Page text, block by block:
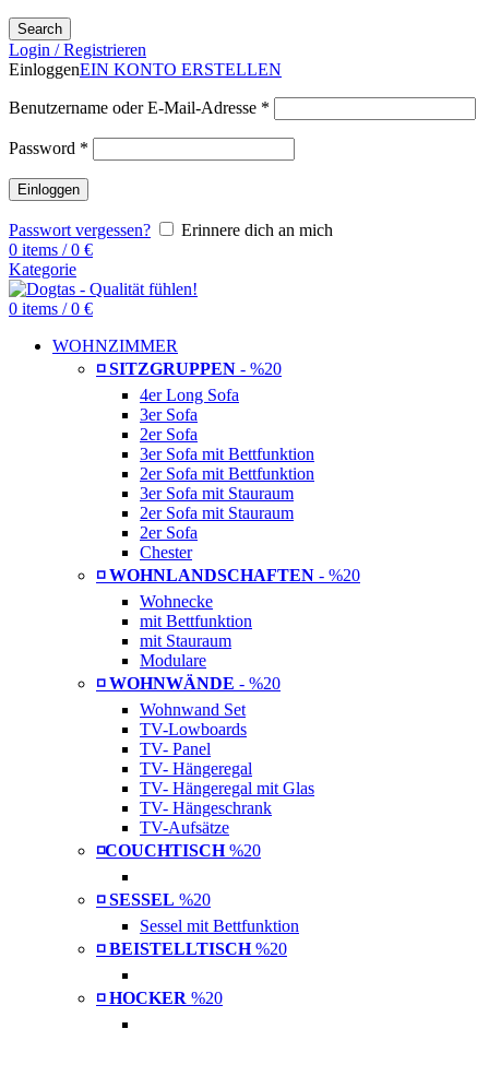
Search
Login / Registrieren
EinloggenEIN KONTO ERSTELLEN
Benutzername oder E-Mail-Adresse *
Password *
Einloggen
Passwort vergessen?
Erinnere dich an mich
0 items / 0 €
Kategorie
0 items / 0 €
WOHNZIMMER
◽ SITZGRUPPEN - %20
4er Long Sofa
3er Sofa
2er Sofa
3er Sofa mit Bettfunktion
2er Sofa mit Bettfunktion
3er Sofa mit Stauraum
2er Sofa mit Stauraum
2er Sofa
Chester
◽ WOHNLANDSCHAFTEN - %20
Wohnecke
mit Bettfunktion
mit Stauraum
Modulare
◽ WOHNWÄNDE - %20
Wohnwand Set
TV-Lowboards
TV- Panel
TV- Hängeregal
TV- Hängeregal mit Glas
TV- Hängeschrank
TV-Aufsätze
◽COUCHTISCH %20
◽ SESSEL %20
Sessel mit Bettfunktion
◽ BEISTELLTISCH %20
◽ HOCKER %20